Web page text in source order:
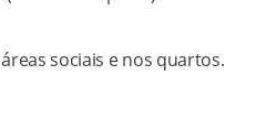
sociais e nos quartos.